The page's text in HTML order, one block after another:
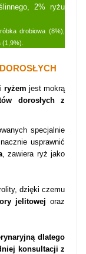
2% ryżu
drobiowa (8%),
ryżem jest mokrą
dorosłych z
specjalnie
usprawnić
, zawiera ryż jako
dzięki czemu
jelitowej oraz
dlatego
konsultacji z